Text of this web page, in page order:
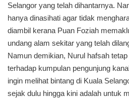
Selangor yang telah dihantarnya.
hanya dinasihati agar tidak
diambil kerana Puan Foziah
undang alam sekitar yang telah
Namun demikian, Nurul hafsah
terhadap kumpulan pengunjung
ingin melihat bintang di Kuala
sejak dulu hingga kini adalah untuk